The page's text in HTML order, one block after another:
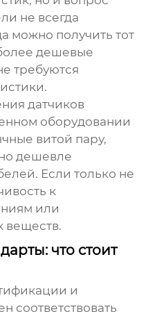
не всегда
можно получить тот
дешевые
требуются
датчиков
оборудовании
витой пару,
дешевле
Если только не
к
или
веществ.
что стоит
и
соответствовать